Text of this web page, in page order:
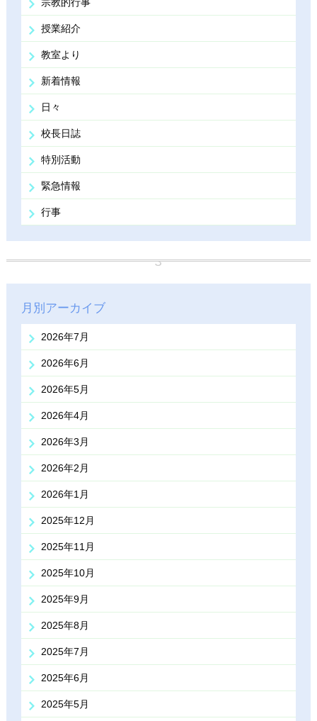
授業紹介
教室より
新着情報
日々
校長日誌
特別活動
緊急情報
行事
月別アーカイブ
2026年7月
2026年6月
2026年5月
2026年4月
2026年3月
2026年2月
2026年1月
2025年12月
2025年11月
2025年10月
2025年9月
2025年8月
2025年7月
2025年6月
2025年5月